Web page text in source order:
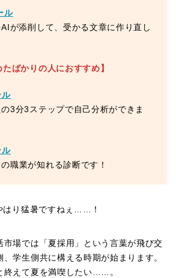
ル
が添削して、受かる文章に作り直し
たばかりの人におすすめ】
ル
3分3ステップで自己分析ができま
ル
職業が知れる診断です！
り猛暑ですねぇ……！
市場では「夏採用」という言葉が飛び交
学生側共に構える時期が始まります。
終えて夏を満喫したい……。